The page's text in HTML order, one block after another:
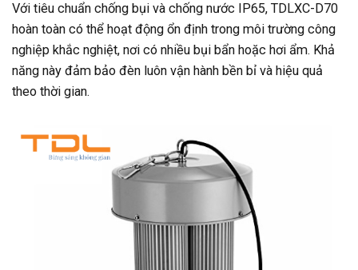
Với tiêu chuẩn chống bụi và chống nước IP65, TDLXC-D70
hoàn toàn có thể hoạt động ổn định trong môi trường công
nghiệp khắc nghiệt, nơi có nhiều bụi bẩn hoặc hơi ẩm. Khả
năng này đảm bảo đèn luôn vận hành bền bỉ và hiệu quả
theo thời gian.